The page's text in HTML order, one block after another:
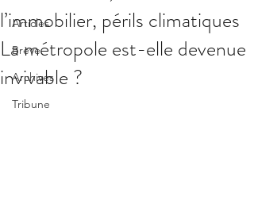
Articles
Brève
Archives
Tribune
l’immobilier, périls climatiques
La métropole est-elle devenue
invivable ?